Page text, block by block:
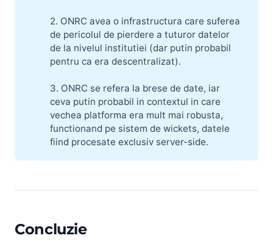
2. ONRC avea o infrastructura care suferea
de pericolul de pierdere a tuturor datelor
de la nivelul institutiei (dar putin probabil
pentru ca era descentralizat).
3. ONRC se refera la brese de date, iar
ceva putin probabil in contextul in care
vechea platforma era mult mai robusta,
functionand pe sistem de wickets, datele
fiind procesate exclusiv server-side.
Concluzie